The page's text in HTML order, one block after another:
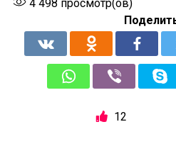
4 498 просмотр(ов)
12